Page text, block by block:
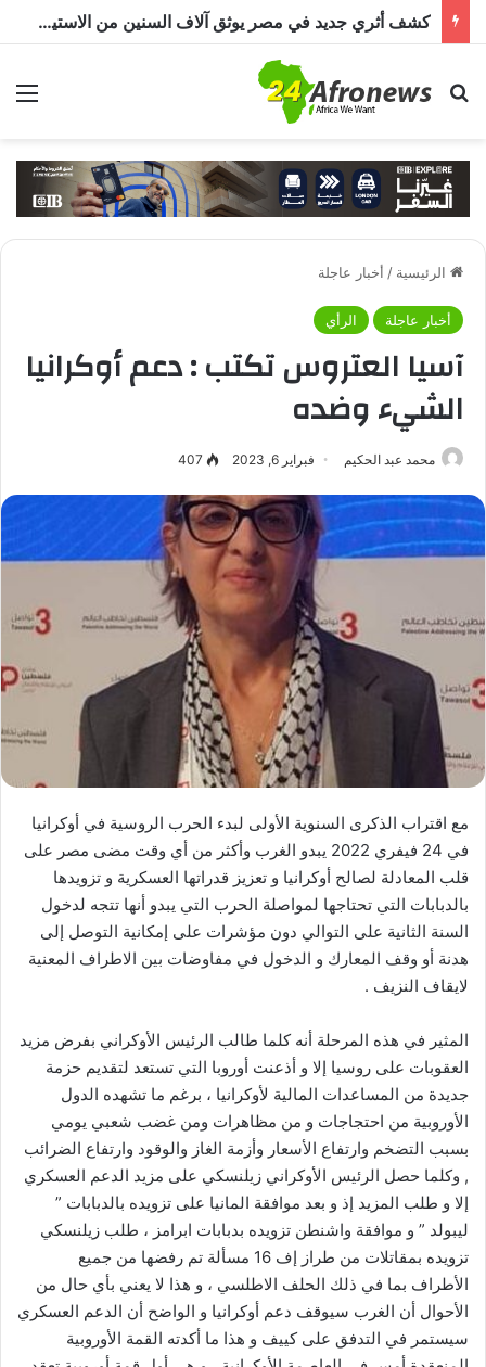
كشف أثري جديد في مصر يوثق آلاف السنين من الاستيطان البشري.. اكتشاف جبانة من عصر ما قبل الأسرات حتى العصرين اليوناني والروماني
بحث عن
الرئيسية / أخبار عاجلة
أخبار عاجلة الرأي
آسيا العتروس تكتب : دعم أوكرانيا
الشيء وضده
محمد عبد الحكيم فبراير 6, 2023 407
مع اقتراب الذكرى السنوية الأولى لبدء الحرب الروسية في أوكرانيا
في 24 فيفري 2022 يبدو الغرب وأكثر من أي وقت مضى مصر على
قلب المعادلة لصالح أوكرانيا و تعزيز قدراتها العسكرية و تزويدها
بالدبابات التي تحتاجها لمواصلة الحرب التي يبدو أنها تتجه لدخول
السنة الثانية على التوالي دون مؤشرات على إمكانية التوصل إلى
هدنة أو وقف المعارك و الدخول في مفاوضات بين الاطراف المعنية
لايقاف النزيف .
المثير في هذه المرحلة أنه كلما طالب الرئيس الأوكراني بفرض مزيد
العقوبات على روسيا إلا و أذعنت أوروبا التي تستعد لتقديم حزمة
جديدة من المساعدات المالية لأوكرانيا ، برغم ما تشهده الدول
الأوروبية من احتجاجات و من مظاهرات ومن غضب شعبي يومي
بسبب التضخم وارتفاع الأسعار وأزمة الغاز والوقود وارتفاع الضرائب
, وكلما حصل الرئيس الأوكراني زيلنسكي على مزيد الدعم العسكري
إلا و طلب المزيد إذ و بعد موافقة المانيا على تزويده بالدبابات ”
ليبولد ” و موافقة واشنطن تزويده بدبابات ابرامز ، طلب زيلنسكي
تزويده بمقاتلات من طراز إف 16 مسألة تم رفضها من جميع
الأطراف بما في ذلك الحلف الاطلسي ، و هذا لا يعني بأي حال من
الأحوال أن الغرب سيوقف دعم أوكرانيا و الواضح أن الدعم العسكري
سيستمر في التدفق على كييف و هذا ما أكدته القمة الأوروبية